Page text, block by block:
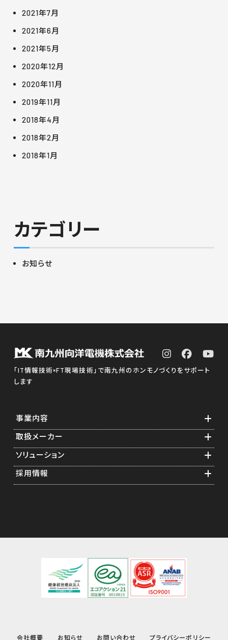
2021年7月
2021年6月
2021年5月
2020年12月
2020年11月
2019年11月
2018年4月
2018年2月
2018年1月
カテゴリー
お知らせ
「IT情報技術×FT現場技術」で南九州のホンモノづくりをサポート
します
事業内容
ソフトウェア構築
スタートアップエンジニアリング
取扱メーカー
計測・制御機器関連
ソリューション
採用情報
会社概要 お知らせ お問い合わせ プライバシーポリシー